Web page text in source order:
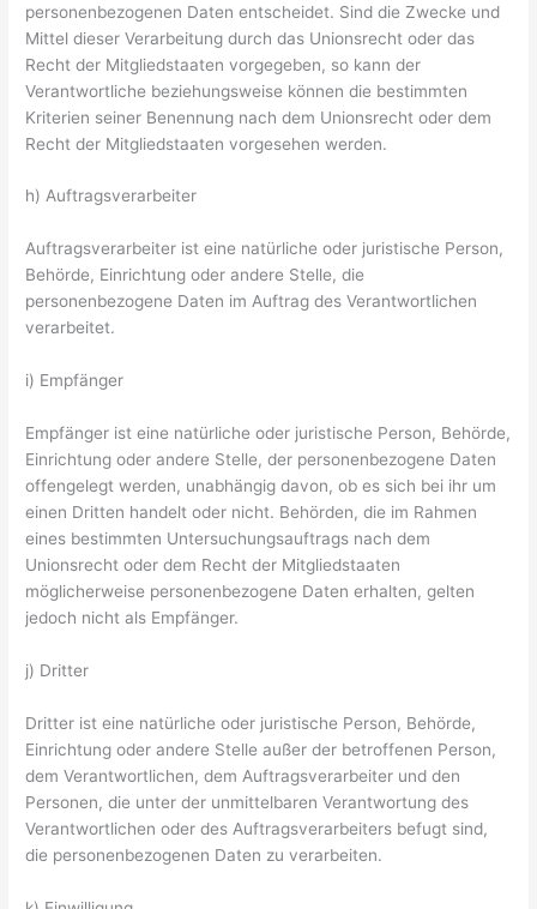
personenbezogenen Daten entscheidet. Sind die Zwecke und
Mittel dieser Verarbeitung durch das Unionsrecht oder das
Recht der Mitgliedstaaten vorgegeben, so kann der
Verantwortliche beziehungsweise können die bestimmten
Kriterien seiner Benennung nach dem Unionsrecht oder dem
Recht der Mitgliedstaaten vorgesehen werden.
h) Auftragsverarbeiter
Auftragsverarbeiter ist eine natürliche oder juristische Person,
Behörde, Einrichtung oder andere Stelle, die
personenbezogene Daten im Auftrag des Verantwortlichen
verarbeitet.
i) Empfänger
Empfänger ist eine natürliche oder juristische Person, Behörde,
Einrichtung oder andere Stelle, der personenbezogene Daten
offengelegt werden, unabhängig davon, ob es sich bei ihr um
einen Dritten handelt oder nicht. Behörden, die im Rahmen
eines bestimmten Untersuchungsauftrags nach dem
Unionsrecht oder dem Recht der Mitgliedstaaten
möglicherweise personenbezogene Daten erhalten, gelten
jedoch nicht als Empfänger.
j) Dritter
Dritter ist eine natürliche oder juristische Person, Behörde,
Einrichtung oder andere Stelle außer der betroffenen Person,
dem Verantwortlichen, dem Auftragsverarbeiter und den
Personen, die unter der unmittelbaren Verantwortung des
Verantwortlichen oder des Auftragsverarbeiters befugt sind,
die personenbezogenen Daten zu verarbeiten.